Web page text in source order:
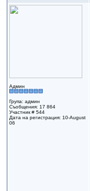
Админ
Група: админ
Съобщения: 17 864
Участник # 544
Дата на регистрация: 10-August
06